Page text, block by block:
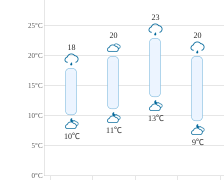
25°C
20°C
15°C
10°C
5°C
0°C
18
10℃
20
11℃
23
13℃
20
9℃